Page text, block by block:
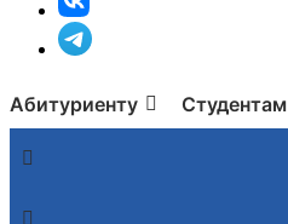
Абитуриенту Студентам